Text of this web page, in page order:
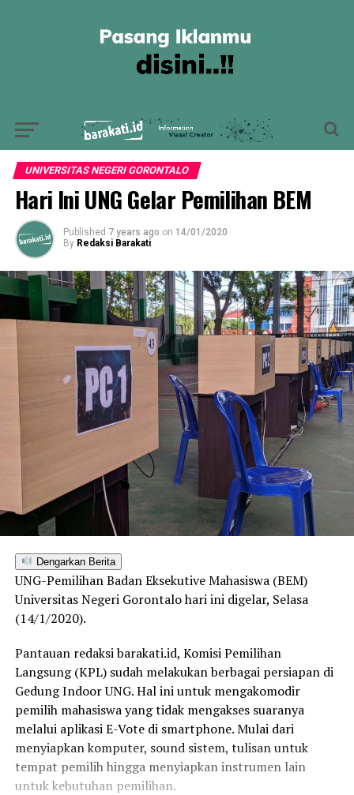
UNIVERSITAS NEGERI GORONTALO
Hari Ini UNG Gelar Pemilihan BEM
Published 7 years ago on 14/01/2020
By Redaksi Barakati
Dengarkan Berita
UNG-Pemilihan Badan Eksekutive Mahasiswa (BEM)
Universitas Negeri Gorontalo hari ini digelar, Selasa
(14/1/2020).
Pantauan redaksi barakati.id, Komisi Pemilihan
Langsung (KPL) sudah melakukan berbagai persiapan di
Gedung Indoor UNG. Hal ini untuk mengakomodir
pemilih mahasiswa yang tidak mengakses suaranya
melalui aplikasi E-Vote di smartphone. Mulai dari
menyiapkan komputer, sound sistem, tulisan untuk
tempat pemilih hingga menyiapkan instrumen lain
untuk kebutuhan pemilihan.